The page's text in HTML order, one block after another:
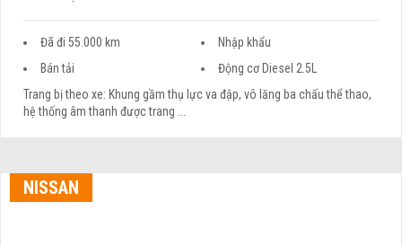
Đã đi 55.000 km
Nhập khẩu
Bán tải
Động cơ Diesel 2.5L
Trang bị theo xe: Khung gầm thụ lực va đập, vô lăng ba chấu thể thao,
hệ thống âm thanh được trang ...
NISSAN